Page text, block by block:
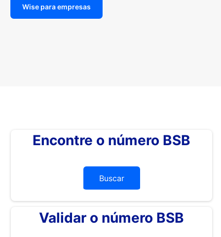
Wise para empresas
Encontre o número BSB
Buscar
Validar o número BSB